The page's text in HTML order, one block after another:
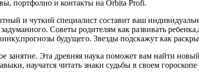
портфолио и контакты на Orbita Profi.
и чуткий специалист составит ваш
Советы родителям как развивать
будущего. Звезды подскажут как
занятие. Эта древняя наука поможет вам найти
научатся читать знаки судьбы в своем